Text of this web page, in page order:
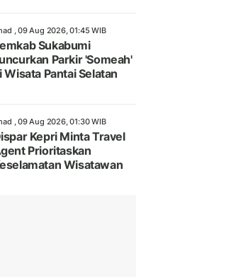
, 09 Aug 2026, 01:45 WIB
Sukabumi
Parkir 'Someah'
Wisata Pantai Selatan
, 09 Aug 2026, 01:30 WIB
Kepri Minta Travel
Prioritaskan
Wisatawan